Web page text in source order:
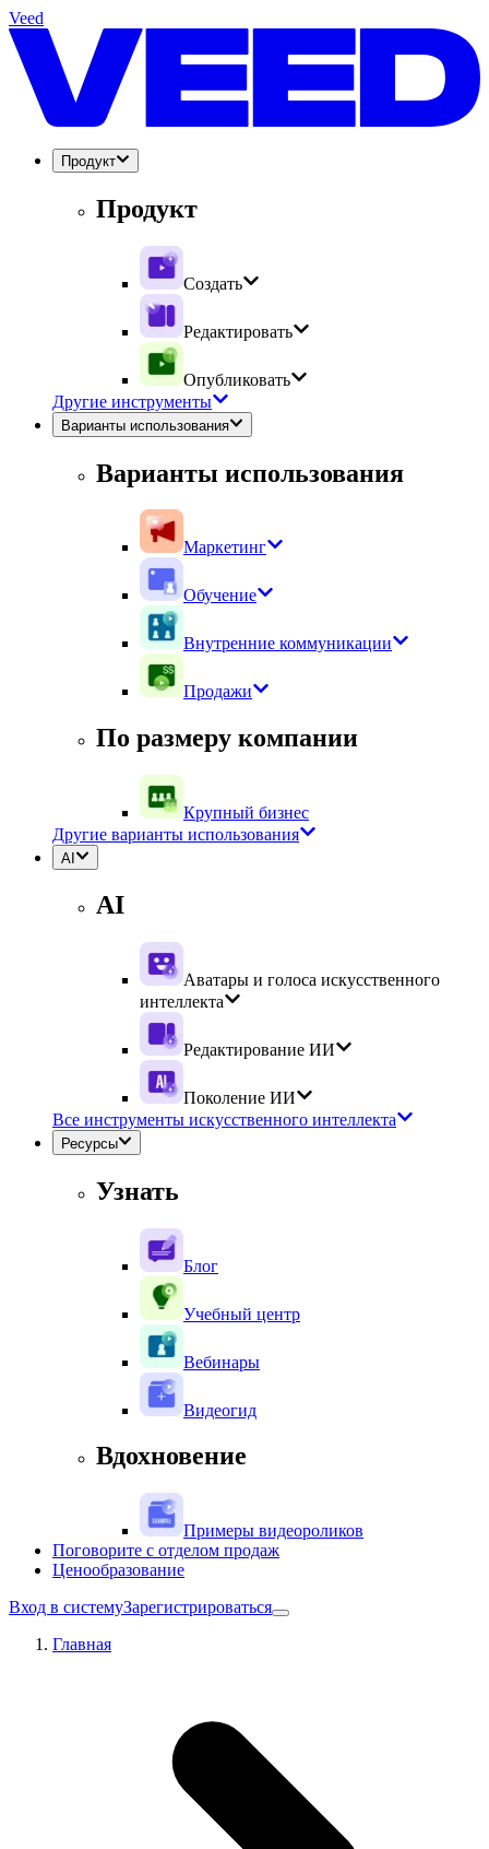
Veed
Продукт
Продукт
Создать
Редактировать
Опубликовать
Другие инструменты
Варианты использования
Варианты использования
Маркетинг
Обучение
Внутренние коммуникации
Продажи
По размеру компании
Крупный бизнес
Другие варианты использования
AI
AI
Аватары и голоса искусственного
интеллекта
Редактирование ИИ
Поколение ИИ
Все инструменты искусственного интеллекта
Ресурсы
Узнать
Блог
Учебный центр
Вебинары
Видеогид
Вдохновение
Примеры видеороликов
Поговорите с отделом продаж
Ценообразование
Вход в системуЗарегистрироваться
Главная